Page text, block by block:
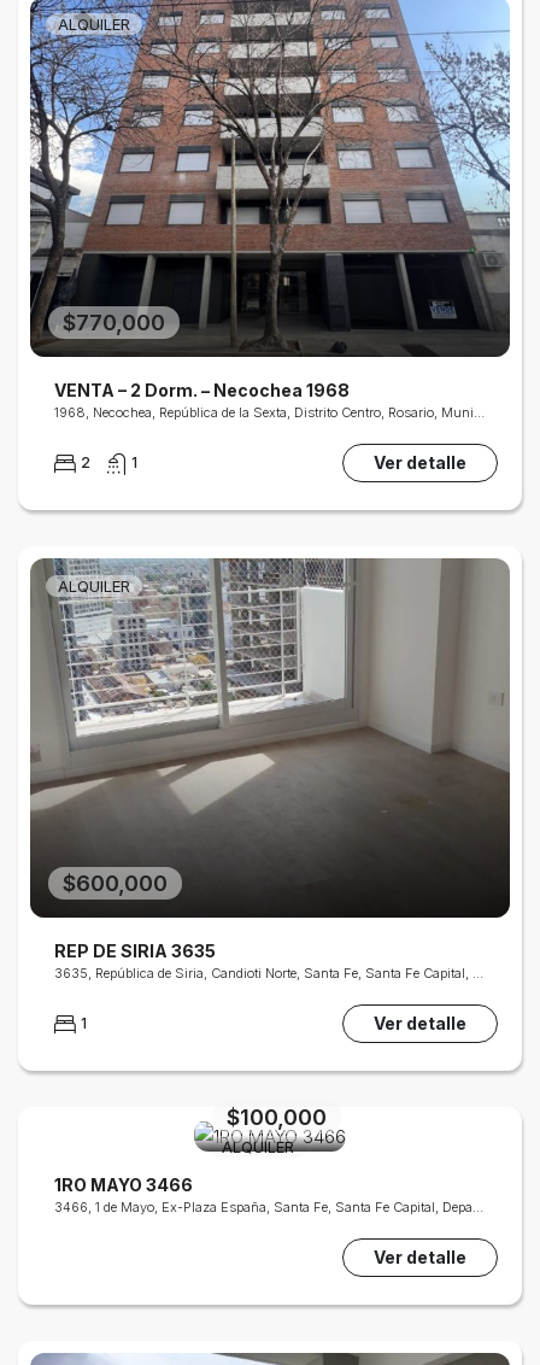
ALQUILER
$770,000
VENTA – 2 Dorm. – Necochea 1968
1968, Necochea, República de la Sexta, Distrito Centro, Rosario, Municipio de Rosario, Gran Rosario, Departamento Rosario, Santa Fe, 2000, Argentina
2 1 Ver detalle
ALQUILER
$600,000
REP DE SIRIA 3635
3635, República de Siria, Candioti Norte, Santa Fe, Santa Fe Capital, Departamento La Capital, Santa Fe, S3000, Argentina
1 Ver detalle
ALQUILER
$100,000
1RO MAYO 3466
3466, 1 de Mayo, Ex-Plaza España, Santa Fe, Santa Fe Capital, Departamento La Capital, Santa Fe, S3000, Argentina
Ver detalle